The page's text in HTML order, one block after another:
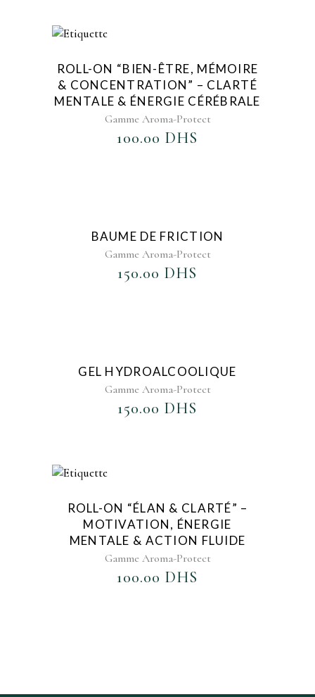
ROLL-ON “BIEN-ÊTRE, MÉMOIRE
& CONCENTRATION” – CLARTÉ
MENTALE & ÉNERGIE CÉRÉBRALE
Gamme Aroma-Protect
100.00 DHS
BAUME DE FRICTION
Gamme Aroma-Protect
150.00 DHS
GEL HYDROALCOOLIQUE
Gamme Aroma-Protect
150.00 DHS
ROLL-ON “ÉLAN & CLARTÉ” –
MOTIVATION, ÉNERGIE
MENTALE & ACTION FLUIDE
Gamme Aroma-Protect
100.00 DHS